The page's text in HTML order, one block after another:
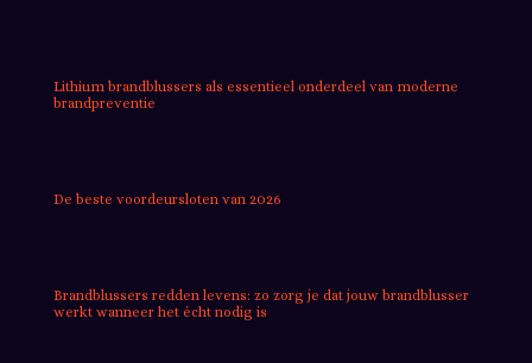
Lithium brandblussers als essentieel onderdeel van moderne
brandpreventie
De beste voordeursloten van 2026
Brandblussers redden levens: zo zorg je dat jouw brandblusser
werkt wanneer het écht nodig is